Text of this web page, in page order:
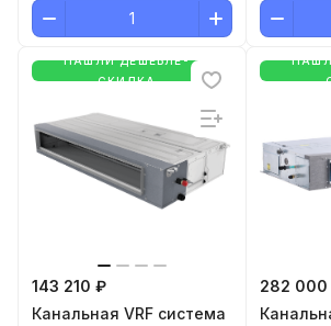
НАШЛИ ДЕШЕВЛЕ-
СКИДКА
143 210 ₽
Канальная VRF система
282 000